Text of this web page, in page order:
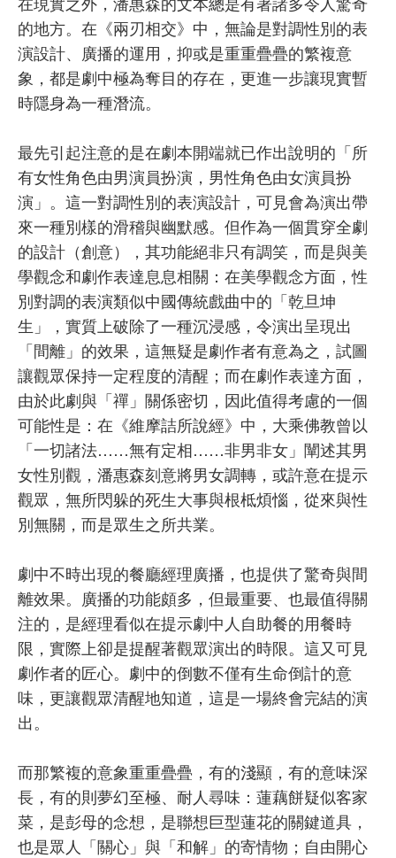
的地方。在《兩刃相交》中，無論是對調性別的表
演設計、廣播的運用，抑或是重重疊疊的繁複意
象，都是劇中極為奪目的存在，更進一步讓現實暫
時隱身為一種潛流。
最先引起注意的是在劇本開端就已作出說明的「所
有女性角色由男演員扮演，男性角色由女演員扮
演」。這一對調性別的表演設計，可見會為演出帶
來一種別樣的滑稽與幽默感。但作為一個貫穿全劇
的設計（創意），其功能絕非只有調笑，而是與美
學觀念和劇作表達息息相關：在美學觀念方面，性
別對調的表演類似中國傳統戲曲中的「乾旦坤
生」，實質上破除了一種沉浸感，令演出呈現出
「間離」的效果，這無疑是劇作者有意為之，試圖
讓觀眾保持一定程度的清醒；而在劇作表達方面，
由於此劇與「禪」關係密切，因此值得考慮的一個
可能性是：在《維摩詰所說經》中，大乘佛教曾以
「一切諸法……無有定相……非男非女」闡述其男
女性別觀，潘惠森刻意將男女調轉，或許意在提示
觀眾，無所閃躲的死生大事與根柢煩惱，從來與性
別無關，而是眾生之所共業。
劇中不時出現的餐廳經理廣播，也提供了驚奇與間
離效果。廣播的功能頗多，但最重要、也最值得關
注的，是經理看似在提示劇中人自助餐的用餐時
限，實際上卻是提醒著觀眾演出的時限。這又可見
劇作者的匠心。劇中的倒數不僅有生命倒計的意
味，更讓觀眾清醒地知道，這是一場終會完結的演
出。
而那繁複的意象重重疊疊，有的淺顯，有的意味深
長，有的則夢幻至極、耐人尋味：蓮藕餅疑似客家
菜，是彭母的念想，是聯想巨型蓮花的關鍵道具，
也是眾人「關心」與「和解」的寄情物；自由開心